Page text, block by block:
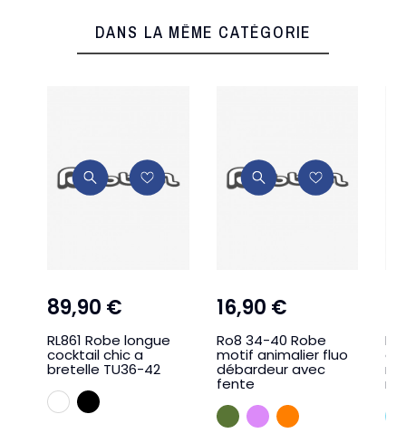
DANS LA MÊME CATÉGORIE
89,90 €
RL861 Robe longue
cocktail chic a
bretelle TU36-42
BLANCNOIR
16,90 €
Ro8 34-40 Robe
motif animalier fluo
débardeur avec
fente
KAKILILA ORANGE